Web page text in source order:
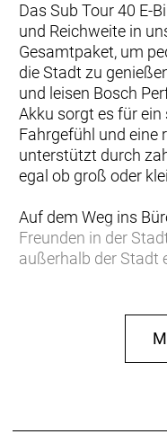
Das Sub Tour 40 E-
und Reichweite in
Gesamtpaket, um
die Stadt zu
und leisen Bosch
Akku sorgt es für
Fahrgefühl und eine
unterstützt durch
egal ob groß oder
Auf dem Weg ins
Freunden in der
außerhalb der Stadt
mit einem
passend für einen
einem